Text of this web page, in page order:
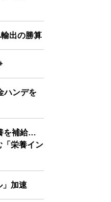
出の勝算
ハンデを
を補給…
「栄養イン
」加速